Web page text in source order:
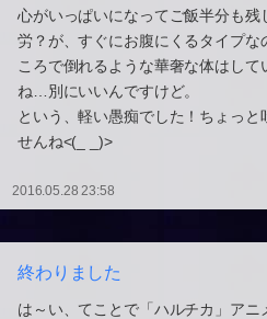
心がいっぱいになってご飯半分も
労？が、すぐにお腹にくるタイプ
ころで倒れるような華奢な体はし
ね…別にいいんですけど。
という、軽い愚痴でした！ちょっ
せんね<(_ _)>
2016.05.28 23:58
終わりました
は～い、てことで「ハルチカ」ア